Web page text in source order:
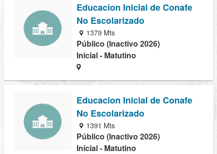
Educacion Inicial de Conafe
No Escolarizado
1379 Mts
Público (Inactivo 2026)
Inicial - Matutino
Educacion Inicial de Conafe
No Escolarizado
1391 Mts
Público (Inactivo 2026)
Inicial - Matutino